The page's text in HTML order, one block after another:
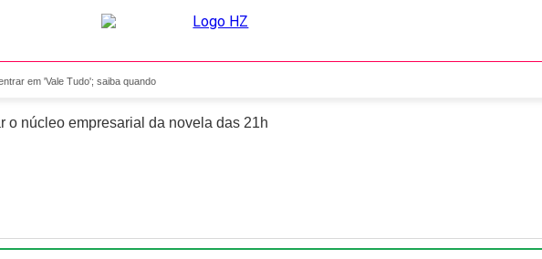
em 'Vale Tudo'; saiba quando
para entrar em 'Vale Tudo'; saiba
o núcleo empresarial da novela das 21h